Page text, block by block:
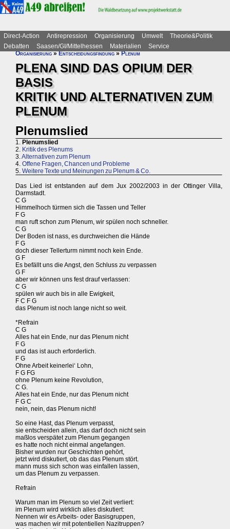
Direct-Action Antirepression Organisierung Umwelt
Theorie&Politik
Debatten
Saasen/GI/Mittelhessen Materialien
Service
Organisierung»Entscheidungsfindung»Plenum
PLENA SIND DAS OPIUM DER
BASIS
KRITIK UND ALTERNATIVEN ZUM
PLENUM
Plenumslied
1. Plenumslied
2. Kritik des Plenums
3.Alternativen zum Plenum
4. Offene Fragen, Chancen und Probleme
5. Weitere Texte und Meinungen zu Plenum & Co.
Das Lied ist entstanden auf dem Jux 2002/2003 in der Ottinger Villa,
Darmstadt.
C G
Himmelhoch türmen sich die Tassen und Teller
F G
man ruft schon zum Plenum, wir spülen noch schneller.
C G
Der Boden ist nass, es durchweichen die Hände
F G
doch dieser Tellerturm nimmt noch kein Ende.
G F
Es befällt uns die Angst, den Schluss zu verpassen
G F
aber wir können uns fest drauf verlassen:
C G
spülen wir auch bis in alle Ewigkeit,
F C F G
das Plenum ist noch lange nicht so weit.
*Refrain
C G
Alles hat ein Ende, nur das Plenum nicht
F G
und das ist auch erforderlich.
F G
Ohne Arbeit keinerlei‘ Lohn,
F G FG
ohne Plenum keine Revolution,
C G.
Alles hat ein Ende, nur das Plenum nicht
F G C
nein, nein, das Plenum nicht!
So eine Hast, das Plenum verpasst,
sie entscheiden allein, das darf doch nicht sein
maßlos verspätet zum Plenum gegangen
es hatte noch nicht einmal angefangen.
Bisher wurden nur Geschichten gehört,
jetzt wird diskutiert, ob das das Plenum stört.
mann muss sich schon was einfallen lassen,
um das Plenum zu verpassen.
Refrain
Warum man im Plenum so viel Zeit verliert:
im Plenum wird wirklich alles diskutiert:
Nennen wir es Arbeits- oder Basisgruppen,
was machen wir mit potentiellen Nazitruppen?